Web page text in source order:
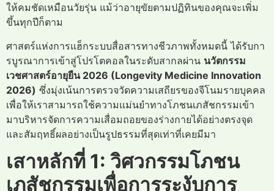
ให้คมชัดเหมือนวัยรุ่น แม้ว่าอายุขัยตามปฏิทินของคุณจะเพิ่ม
ขึ้นทุกปีก็ตาม
ศาสตร์แห่งการแฮ็กระบบสื่อสารทางชีวภาพทั้งหมดนี้ ได้รับกา
รบูรณาการเข้าสู่โปรโตคอลในระดับสากลผ่าน นวัตกรรม
เวชศาสตร์อายุยืน 2026 (Longevity Medicine Innovation
2026) ซึ่งมุ่งเน้นการตรวจวัดความเสถียรของจีโนมรายบุคคล
เพื่อให้เราสามารถใช้ความแม่นยำทางโภชนเภสัชกรรมเข้า
มาบริหารจัดการความเสื่อมถอยของร่างกายได้อย่างตรงจุด
และสัมฤทธิ์ผลอย่างเป็นรูปธรรมที่สุดเท่าที่เคยมีมา
เสาหลักที่ 1: วิศวกรรมโภชน
เภสัชกรรมเพื่อการระงับการ